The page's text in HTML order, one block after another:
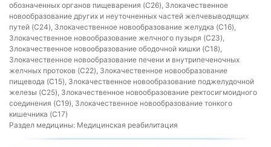
обозначенных органов пищеварения (C26), Злокачественное
новообразование других и неуточненных частей желчевыводящих
путей (C24), Злокачественное новообразование желудка (C16),
Злокачественное новообразование желчного пузыря (C23),
Злокачественное новообразование ободочной кишки (C18),
Злокачественное новообразование печени и внутрипеченочных
желчных протоков (C22), Злокачественное новообразование
пищевода (C15), Злокачественное новообразование поджелудочной
железы (C25), Злокачественное новообразование ректосигмоидного
соединения (C19), Злокачественное новообразование тонкого
кишечника (C17)
Раздел медицины: Медицинская реабилитация